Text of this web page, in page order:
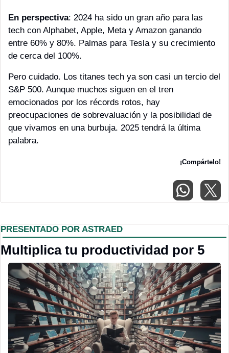
En perspectiva: 2024 ha sido un gran año para las
tech con Alphabet, Apple, Meta y Amazon ganando
entre 60% y 80%. Palmas para Tesla y su crecimiento
de cerca del 100%.
Pero cuidado. Los titanes tech ya son casi un tercio del
S&P 500. Aunque muchos siguen en el tren
emocionados por los récords rotos, hay
preocupaciones de sobrevaluación y la posibilidad de
que vivamos en una burbuja. 2025 tendrá la última
palabra.
¡Compártelo!
PRESENTADO POR ASTRAED
Multiplica tu productividad por 5